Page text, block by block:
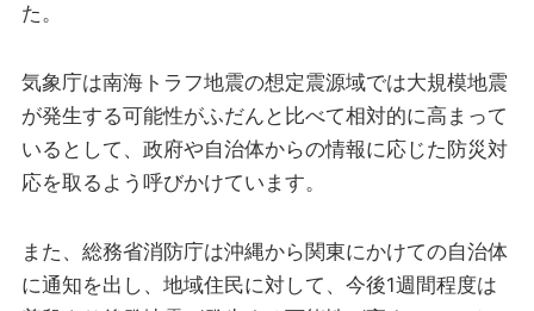
た。
気象庁は南海トラフ地震の想定震源域では大規模地震
が発生する可能性がふだんと比べて相対的に高まって
いるとして、政府や自治体からの情報に応じた防災対
応を取るよう呼びかけています。
また、総務省消防庁は沖縄から関東にかけての自治体
に通知を出し、地域住民に対して、今後1週間程度は